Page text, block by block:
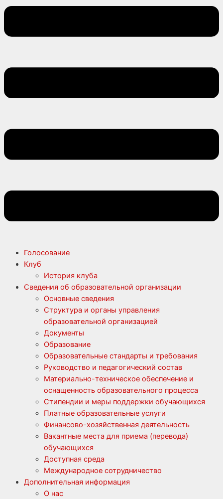
Голосование
Клуб
История клуба
Сведения об образовательной организации
Основные сведения
Структура и органы управления
образовательной организацией
Документы
Образование
Образовательные стандарты и требования
Руководство и педагогический состав
Материально-техническое обеспечение и
оснащенность образовательного процесса
Стипендии и меры поддержки обучающихся
Платные образовательные услуги
Финансово-хозяйственная деятельность
Вакантные места для приема (перевода)
обучающихся
Доступная среда
Международное сотрудничество
Дополнительная информация
О нас